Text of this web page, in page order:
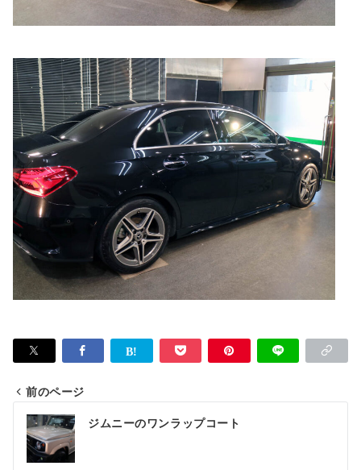
投
稿
前のページ
ジムニーのワンラップコート